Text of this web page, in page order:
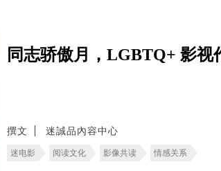
同志骄傲月，LGBTQ+ 影
撰文 迷誠品內容中心
迷电影 阅读文化 影像共读 情感关系